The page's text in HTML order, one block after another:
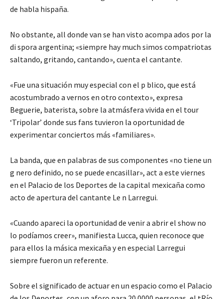
de habla hispaña.
No obstante, all donde van se han visto acompa ados por la
di spora argentina; «siempre hay much simos compatriotas
saltando, gritando, cantando», cuenta el cantante.
«Fue una situación muy especial con el p blico, que está
acostumbrado a vernos en otro contexto», expresa
Beguerie, baterista, sobre la atmásfera vivida en el tour
‘Tripolar’ donde sus fans tuvieron la oportunidad de
experimentar conciertos más «familiares».
La banda, que en palabras de sus componentes «no tiene un
g nero definido, no se puede encasillar», act a este viernes
en el Palacio de los Deportes de la capital mexicaña como
acto de apertura del cantante Le n Larregui.
«Cuando apareci la oportunidad de venir a abrir el show no
lo podíamos creer», manifiesta Lucca, quien reconoce que
para ellos la másica mexicaña y en especial Larregui
siempre fueron un referente.
Sobre el significado de actuar en un espacio como el Palacio